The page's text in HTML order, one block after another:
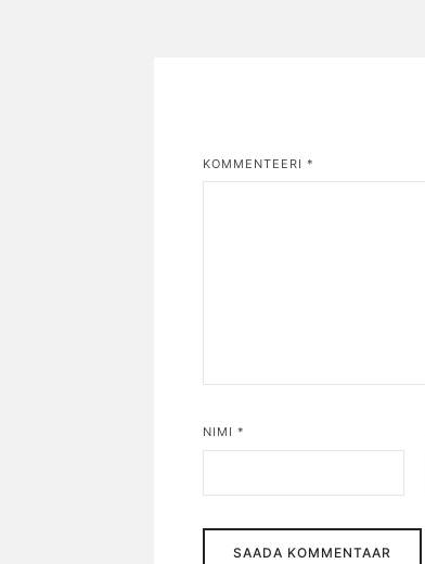
KOMMENTEERI *
NIMI *